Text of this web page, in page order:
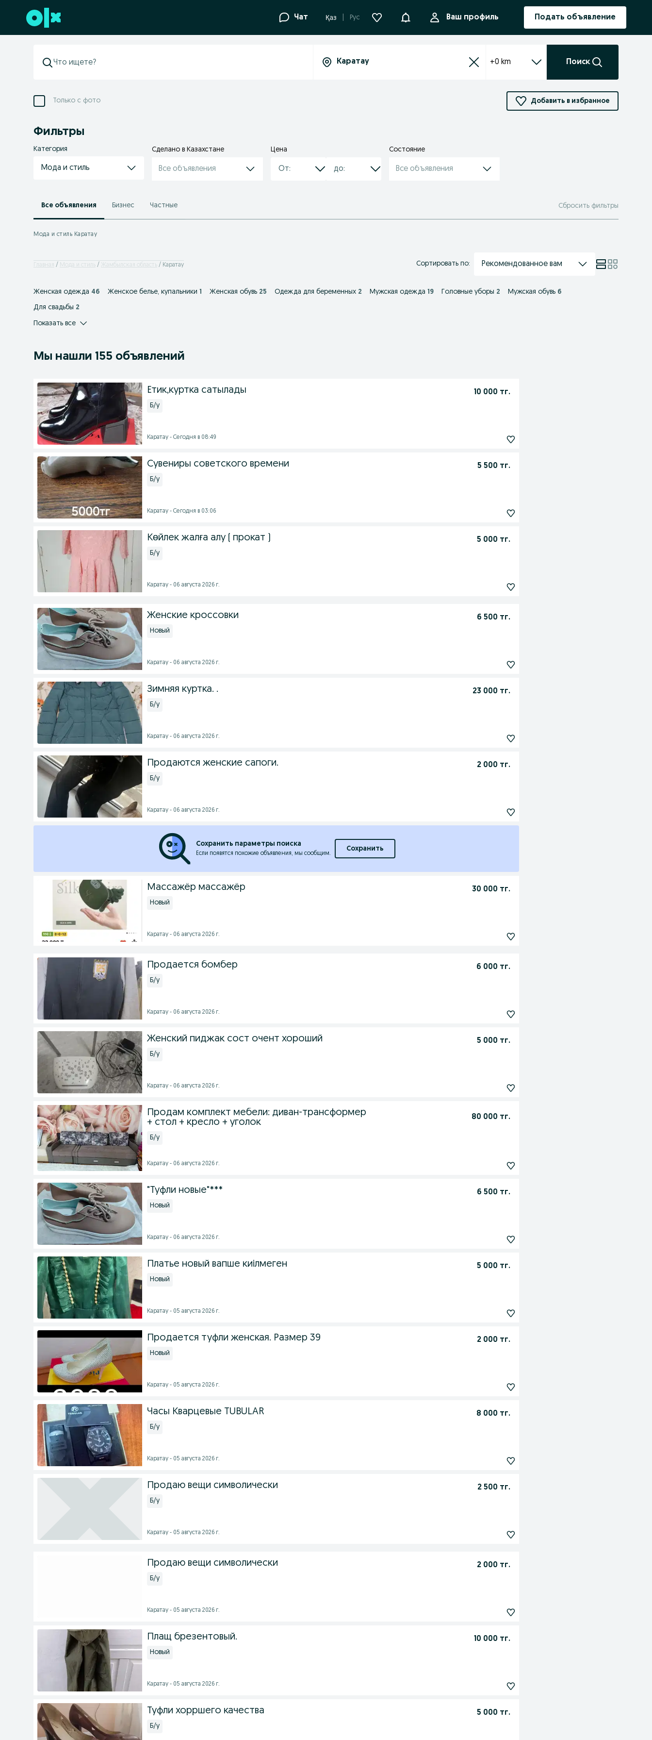
Перейти к нижнему колонтитулу Чат Қаз Рус УведомленияВаш профиль Подать объявление
+0 km Поиск
Только с фото Добавить в избранное
Фильтры
Категория
Мода и стиль
Сделано в Казахстане
Все объявления
Цена Состояние
Все объявления
Все объявления Бизнес Частные Сбросить фильтры
Мода и стиль Каратау
Главная Мода и стиль Жамбылская область Каратау Сортировать по: Рекомендованное вам
Женская одежда 46 Женское белье, купальники 1 Женская обувь 25 Одежда для беременных 2 Мужская одежда 19 Головные уборы 2 Мужская обувь 6
Для свадьбы 2
Показать все
Мы нашли 155 объявлений
Етик,куртка сатылады 10 000 тг.
Б/у
Каратау - Сегодня в 08:49
Сувениры советского времени 5 500 тг.
Б/у
Каратау - Сегодня в 03:06
Көйлек жалға алу ( прокат ) 5 000 тг.
Б/у
Каратау - 06 августа 2026 г.
Женские кроссовки 6 500 тг.
Новый
Каратау - 06 августа 2026 г.
Зимняя куртка. . 23 000 тг.
Б/у
Каратау - 06 августа 2026 г.
Продаются женские сапоги. 2 000 тг.
Б/у
Каратау - 06 августа 2026 г.
Сохранить параметры поиска
Если появятся похожие объявления, мы сообщим.
Сохранить
Массажёр массажёр 30 000 тг.
Новый
Каратау - 06 августа 2026 г.
Продается бомбер 6 000 тг.
Б/у
Каратау - 06 августа 2026 г.
Женский пиджак сост очент хороший 5 000 тг.
Б/у
Каратау - 06 августа 2026 г.
Продам комплект мебели: диван-трансформер
+ стол + кресло + уголок
80 000 тг.
Б/у
Каратау - 06 августа 2026 г.
"Туфли новые"*** 6 500 тг.
Новый
Каратау - 06 августа 2026 г.
Платье новый вапше киілмеген 5 000 тг.
Новый
Каратау - 05 августа 2026 г.
Продается туфли женская. Размер 39 2 000 тг.
Новый
Каратау - 05 августа 2026 г.
Часы Кварцевые TUBULAR 8 000 тг.
Б/у
Каратау - 05 августа 2026 г.
Продаю вещи символически 2 500 тг.
Б/у
Каратау - 05 августа 2026 г.
Продаю вещи символически 2 000 тг.
Б/у
Каратау - 05 августа 2026 г.
Плащ брезентовый. 10 000 тг.
Новый
Каратау - 05 августа 2026 г.
Туфли хорршего качества 5 000 тг.
Б/у